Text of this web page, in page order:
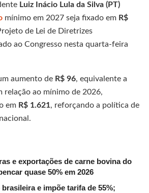
Luiz Inácio Lula da Silva (PT)
mínimo em 2027 seja fixado em R$
de Lei de Diretrizes
ao Congresso nesta quarta-feira
aumento de R$ 96, equivalente a
relação ao mínimo de 2026,
em R$ 1.621, reforçando a política de
e exportações de carne bovina do
quase 50% em 2026
e impõe tarifa de 55%;